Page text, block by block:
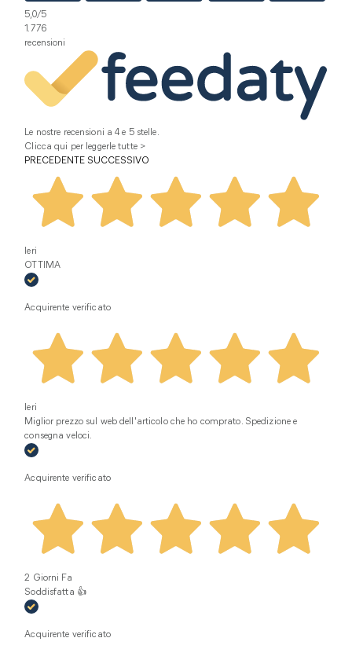
5,0/5
1.776
recensioni
Le nostre recensioni a 4 e 5 stelle.
Clicca qui per leggerle tutte >
PRECEDENTE SUCCESSIVO
Ieri
OTTIMA
Acquirente verificato
Ieri
Miglior prezzo sul web dell'articolo che ho comprato. Spedizione e
consegna veloci.
Acquirente verificato
2 Giorni Fa
Soddisfatta 👍
Acquirente verificato